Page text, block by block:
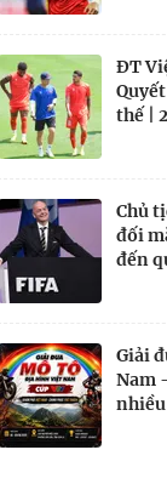
ĐT
thế |
Chủ
đối
đến
Giải
Nam